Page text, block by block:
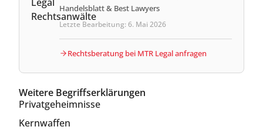
Handelsblatt & Best Lawyers
Letzte Bearbeitung: 6. Mai 2026
Rechtsberatung bei MTR Legal anfragen
Weitere Begriffserklärungen
Privatgeheimnisse
Kernwaffen